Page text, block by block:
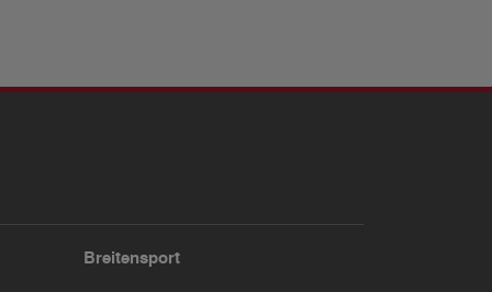
Breitensport